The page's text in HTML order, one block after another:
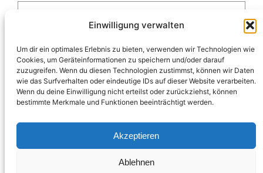
Einwilligung verwalten
Um dir ein optimales Erlebnis zu bieten, verwenden wir Technologien wie
Cookies, um Geräteinformationen zu speichern und/oder darauf
zuzugreifen. Wenn du diesen Technologien zustimmst, können wir Daten
wie das Surfverhalten oder eindeutige IDs auf dieser Website verarbeiten.
Wenn du deine Einwilligung nicht erteilst oder zurückziehst, können
bestimmte Merkmale und Funktionen beeinträchtigt werden.
Akzeptieren
Ablehnen
Diese Website verwendet Akismet, um Spam
zu reduzieren.Erfahre, wie deine
Kommentardaten verarbeitet werden.